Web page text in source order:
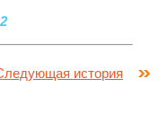
история